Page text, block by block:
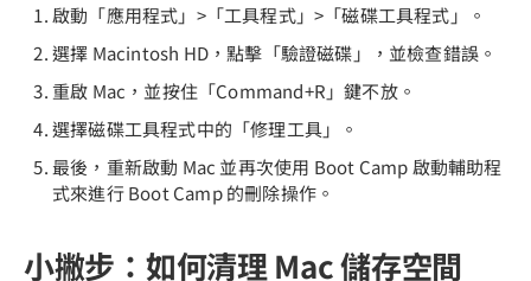
啟動「應用程式」>「工具程式」>「磁碟工具程式」。
選擇 Macintosh HD，點擊「驗證磁碟」，並檢查錯誤。
重啟 Mac，並按住「Command+R」鍵不放。
選擇磁碟工具程式中的「修理工具」。
最後，重新啟動 Mac 並再次使用 Boot Camp 啟動輔助程
式來進行 Boot Camp 的刪除操作。
小撇步：如何清理 Mac 儲存空間